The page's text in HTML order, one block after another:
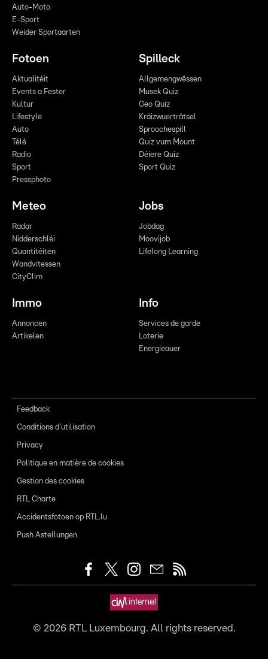
Auto-Moto
E-Sport
Weider Sportaarten
Fotoen
Aktualitéit
Events a Fester
Kultur
Lifestyle
Auto
Télé
Radio
Sport
Pressphoto
Spilleck
Allgemengwëssen
Musek Quiz
Geo Quiz
Kräizwuerträtsel
Sproochespill
Quiz vum Mount
Déiere Quiz
Sport Quiz
Meteo
Radar
Nidderschléi
Quantitéiten
Wandvitessen
CityClim
Jobs
Jobdag
Moovijob
Lifelong Learning
Immo
Annoncen
Artikelen
Info
Services de garde
Loterie
Energieauer
Feedback
Conditions d'utilisation
Privacy
Politique en matière de cookies
Gestion des cookies
RTL Charte
Accidentsfotoen op RTL.lu
Push Astellungen
© 2026RTL Luxembourg. All rights reserved.